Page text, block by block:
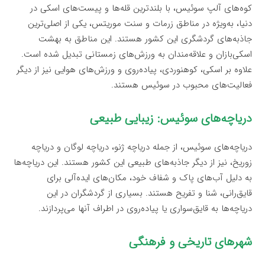
کوه‌های آلپ سوئیس، با بلندترین قله‌ها و پیست‌های اسکی در
دنیا، به‌ویژه در مناطق زرمات و سنت موریتس، یکی از اصلی‌ترین
جاذبه‌های گردشگری این کشور هستند. این مناطق به بهشت
اسکی‌بازان و علاقه‌مندان به ورزش‌های زمستانی تبدیل شده است.
علاوه بر اسکی، کوهنوردی، پیاده‌روی و ورزش‌های هوایی نیز از دیگر
فعالیت‌های محبوب در سوئیس هستند.
دریاچه‌های سوئیس: زیبایی طبیعی
دریاچه‌های سوئیس، از جمله دریاچه ژنو، دریاچه لوگان و دریاچه
زوریخ، نیز از دیگر جاذبه‌های طبیعی این کشور هستند. این دریاچه‌ها
به دلیل آب‌های پاک و شفاف خود، مکان‌های ایده‌آلی برای
قایق‌رانی، شنا و تفریح هستند. بسیاری از گردشگران در این
دریاچه‌ها به قایق‌سواری یا پیاده‌روی در اطراف آنها می‌پردازند.
شهرهای تاریخی و فرهنگی